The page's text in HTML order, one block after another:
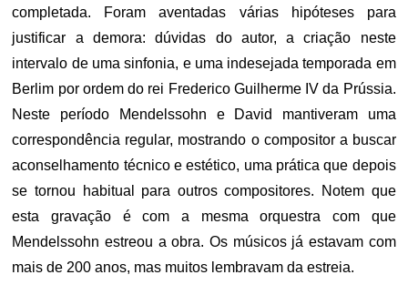
completada. Foram aventadas várias hipóteses para
justificar a demora: dúvidas do autor, a criação neste
intervalo de uma sinfonia, e uma indesejada temporada em
Berlim por ordem do rei Frederico Guilherme IV da Prússia.
Neste período Mendelssohn e David mantiveram uma
correspondência regular, mostrando o compositor a buscar
aconselhamento técnico e estético, uma prática que depois
se tornou habitual para outros compositores. Notem que
esta gravação é com a mesma orquestra com que
Mendelssohn estreou a obra. Os músicos já estavam com
mais de 200 anos, mas muitos lembravam da estreia.